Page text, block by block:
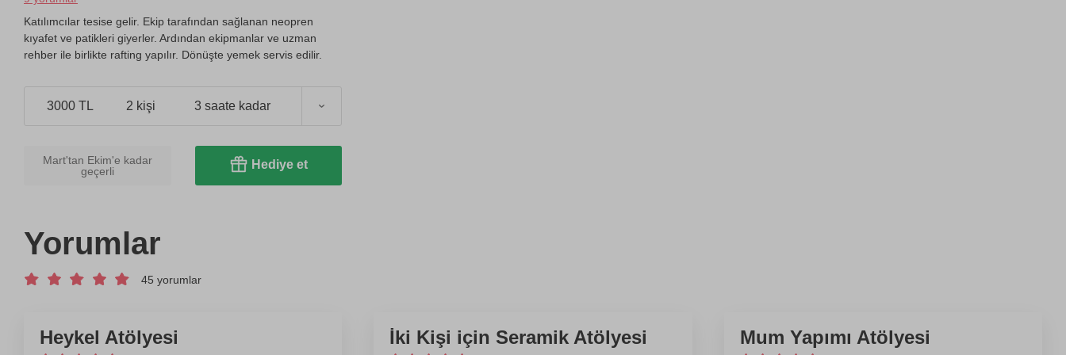
Katılımcılar tesise gelir. Ekip tarafından sağlanan neopren
kıyafet ve patikleri giyerler. Ardından ekipmanlar ve uzman
rehber ile birlikte rafting yapılır. Dönüşte yemek servis edilir.
3000 TL 2 kişi 3 saate kadar
Mart'tan Ekim'e kadar
geçerli
Hediye et
Yorumlar
45 yorumlar
Heykel Atölyesi İki Kişi için Seramik Atölyesi Mum Yapımı Atölyesi